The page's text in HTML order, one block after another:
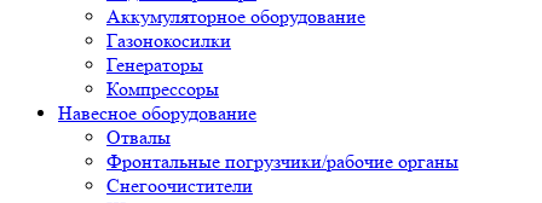
Аккумуляторное оборудование
Газонокосилки
Генераторы
Компрессоры
Навесное оборудование
Отвалы
Фронтальные погрузчики/рабочие органы
Снегоочистители